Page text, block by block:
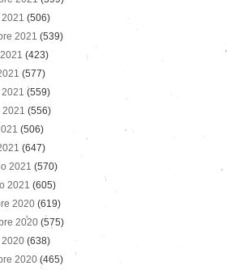
(506)
2021 (539)
(423)
(577)
(559)
2021 (556)
(506)
(647)
2021 (570)
2021 (605)
2020 (619)
2020 (575)
2020 (638)
2020(465)